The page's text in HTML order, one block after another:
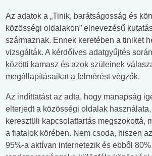
Az adatok a „Tinik, barátságosság és
közösségi oldalakon” elnevezésű
származnak. Ennek keretében a tiniket
vizsgálták. A kérdőíves adatgyűjtés
közötti kamasz és azok szüleinek
megállapításaikat a felmérést végzők.
Az indíttatást az adta, hogy manapság
elterjedt a közösségi oldalak
keresztüli kapcsolattartás megszokottá,
a fiatalok körében. Nem csoda, hiszen
95%-a aktívan internetezik és ebből